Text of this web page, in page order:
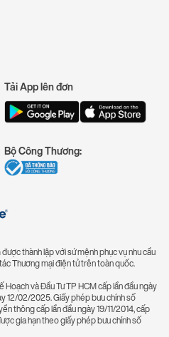
Tải App lên đơn
Bộ Công Thương:
thành lập với sứ mệnh phục vụ nhu cầu
Thương mại điện tử trên toàn quốc.
và Đầu Tư TP HCM cấp lần đầu ngày
12/02/2025. Giấy phép bưu chính số
thông cấp lần đầu ngày 19/11/2014, cấp
gia hạn theo giấy phép bưu chính số